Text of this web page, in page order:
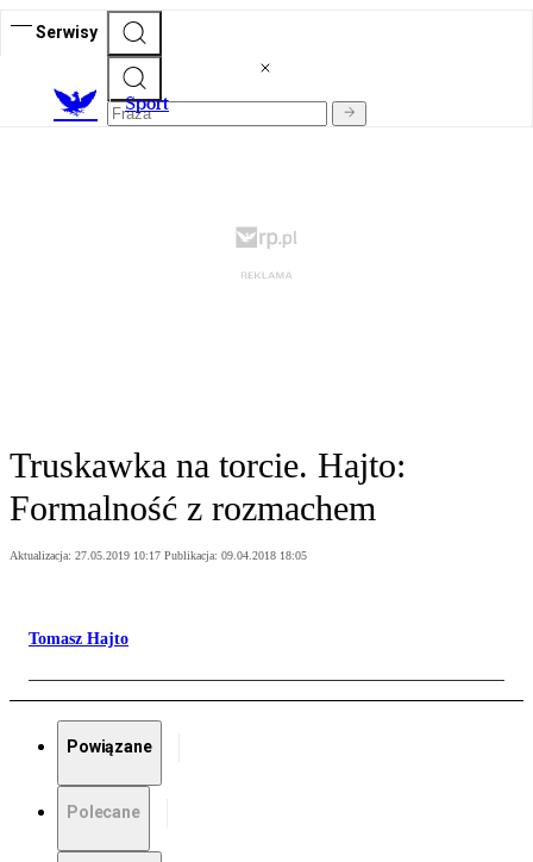
Serwisy
Sport
Truskawka na torcie. Hajto:
Formalność z rozmachem
Aktualizacja: 27.05.2019 10:17 Publikacja: 09.04.2018 18:05
Tomasz Hajto
Powiązane
Polecane